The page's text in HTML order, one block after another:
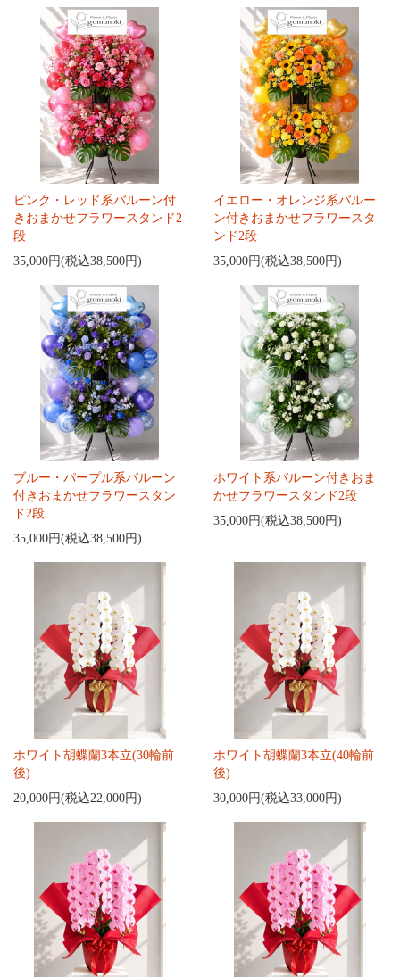
ピンク・レッド系バルーン付
きおまかせフラワースタンド2
段
35,000円(税込38,500円)
イエロー・オレンジ系バルー
ン付きおまかせフラワースタ
ンド2段
35,000円(税込38,500円)
ブルー・パープル系バルーン
付きおまかせフラワースタン
ド2段
35,000円(税込38,500円)
ホワイト系バルーン付きおま
かせフラワースタンド2段
35,000円(税込38,500円)
ホワイト胡蝶蘭3本立(30輪前
後)
20,000円(税込22,000円)
ホワイト胡蝶蘭3本立(40輪前
後)
30,000円(税込33,000円)